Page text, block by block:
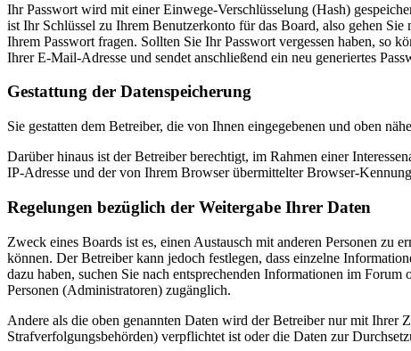
Ihr Passwort wird mit einer Einwege-Verschlüsselung (Hash)
ist Ihr Schlüssel zu Ihrem Benutzerkonto für das Board, also gehen
Ihrem Passwort fragen. Sollten Sie Ihr Passwort vergessen haben, so
Ihrer E-Mail-Adresse und sendet anschließend ein neu generiertes
Gestattung der Datenspeicherung
Sie gestatten dem Betreiber, die von Ihnen eingegebenen und oben
Darüber hinaus ist der Betreiber berechtigt, im Rahmen einer
IP-Adresse und der von Ihrem Browser übermittelter Browser-
Regelungen bezüglich der Weitergabe Ihrer Daten
Zweck eines Boards ist es, einen Austausch mit anderen Personen zu
können. Der Betreiber kann jedoch festlegen, dass einzelne
dazu haben, suchen Sie nach entsprechenden Informationen im
Personen (Administratoren) zugänglich.
Andere als die oben genannten Daten wird der Betreiber nur mit Ihrer
Strafverfolgungsbehörden) verpflichtet ist oder die Daten zur